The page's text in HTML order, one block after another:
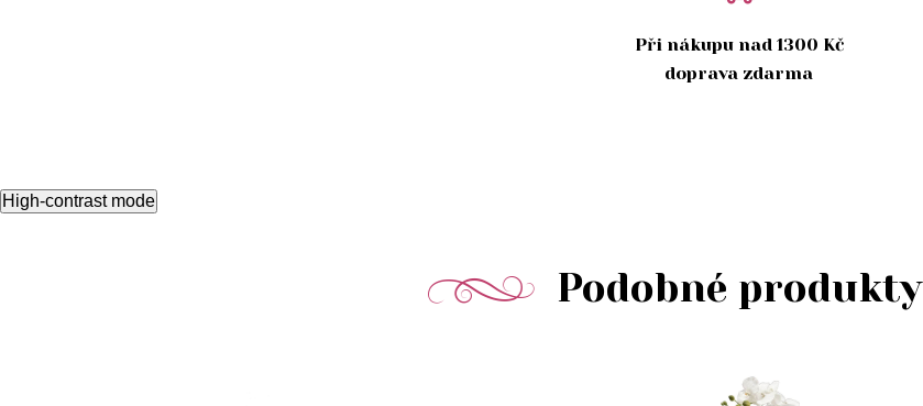
Při nákupu nad 1300 Kč
doprava zdarma
High-contrast mode
Podobné produkty